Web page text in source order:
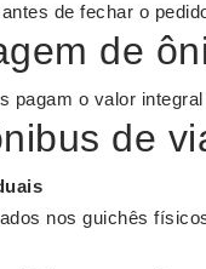
de fechar o
de
pagam o valor
de
nos guichês